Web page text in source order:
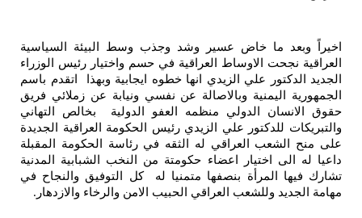
عسير وشد وجذب وسط البيئة السياسية
العراقية في حسم واختيار رئيس الوزراء
انها خطوه ايجابية وبهذا اتقدم باسم
عن نفسي ونيابة عن زملائي فريق
منظمه العفو الدولية بخالص التهاني
الزيدي رئيس الحكومة العراقية الجديدة
له الثقه في رئاسة الحكومة المقبلة
اعضاء حكومتة من النخب الشبابية المدنية
متمنيا له كل التوفيق والنجاح في
الحبيب الامن والرخاء والازدهار.